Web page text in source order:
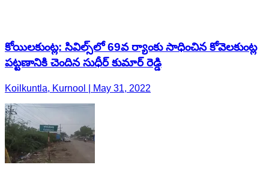
కోయిలకుంట్ల: సివిల్స్‌లో 69వ ర్యాంకు సాధించిన కోవెలకుంట్ల
పట్టణానికి చెందిన సుధీర్ కుమార్ రెడ్డి
Koilkuntla, Kurnool | May 31, 2022